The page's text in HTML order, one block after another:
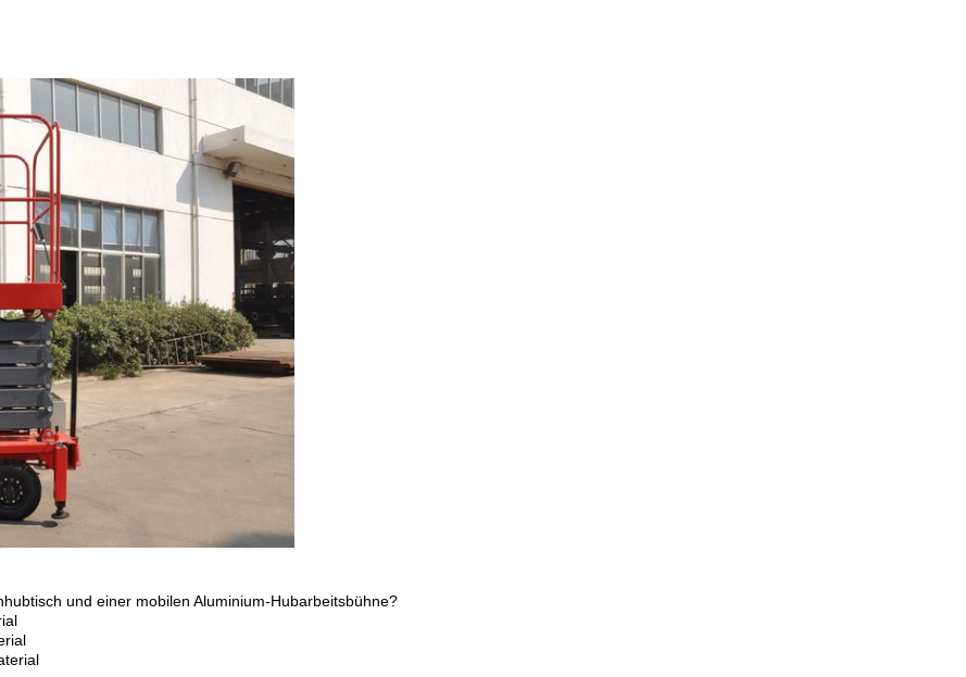
und einer mobilen Aluminium-Hubarbeitsbühne?